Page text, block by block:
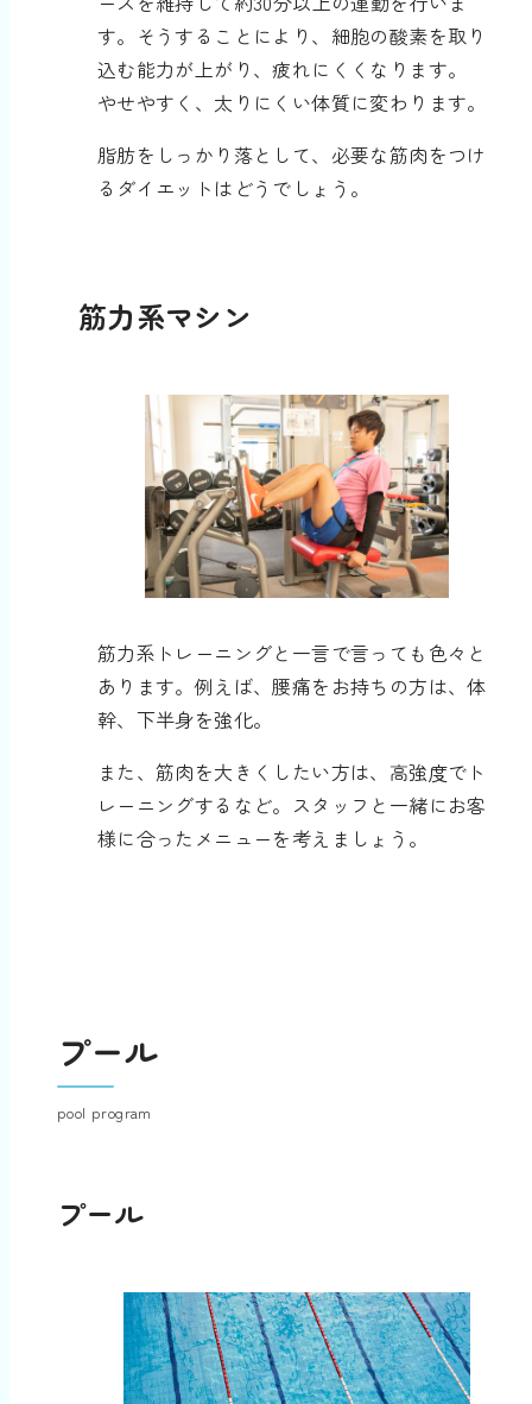
す。そうすることにより、細胞の酸素を取り
込む能力が上がり、疲れにくくなります。
やせやすく、太りにくい体質に変わります。
脂肪をしっかり落として、必要な筋肉をつけ
るダイエットはどうでしょう。
筋力系マシン
筋力系トレーニングと一言で言っても色々と
あります。例えば、腰痛をお持ちの方は、体
幹、下半身を強化。
また、筋肉を大きくしたい方は、高強度でト
レーニングするなど。スタッフと一緒にお客
様に合ったメニューを考えましょう。
プール
pool program
プール